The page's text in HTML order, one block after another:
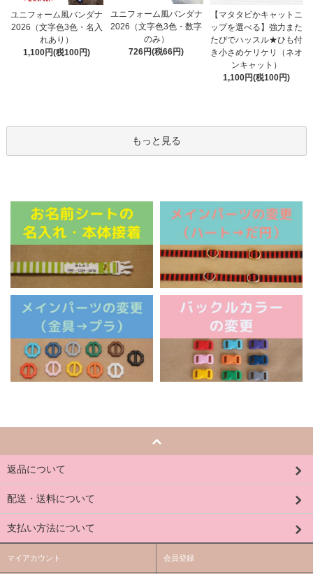
ユニフォーム風バンダナ
2026（文字色3色・名入
れあり）
1,100円(税100円)
ユニフォーム風バンダナ
2026（文字色3色・数字
のみ）
726円(税66円)
【マタタビかキャットニ
ップを選べる】強力また
たびでハッスル★ひも付
き小さめケリケリ（ネオ
ンキャット）
1,100円(税100円)
もっと見る
返品について
配送・送料について
支払い方法について
マイアカウント 会員登録